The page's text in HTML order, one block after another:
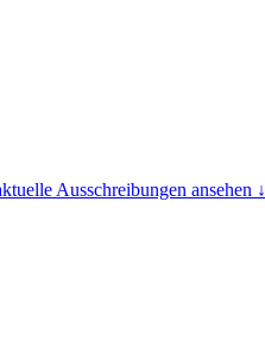
Ausschreibungen ansehen ↓